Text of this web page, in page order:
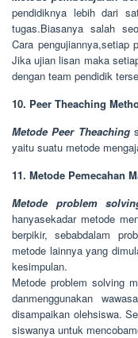
pendidiknya lebih dari
tugas.Biasanya salah
Cara pengujiannya,setiap
Jika ujian lisan maka
dengan team pendidik
10. Peer Theaching
Metode Peer Theaching
yaitu suatu metode
11. Metode Pemecahan
Metode problem
hanyasekadar metode
berpikir, sebabdalam
metode lainnya yang
kesimpulan.
Metode problem solving
danmenggunakan
disampaikan olehsiswa.
siswanya untuk